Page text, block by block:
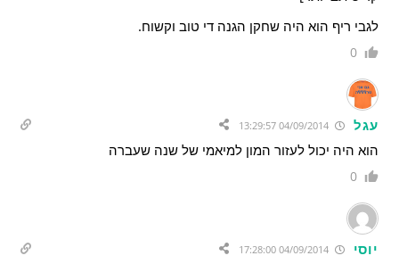
לגבי ריף הוא היה שחקן הגנה די טוב וקשוח.
0
עגל
הוא היה יכול לעזור המון למיאמי של שנה שעברה
0
יוסי 04/09/2014 17:28:00